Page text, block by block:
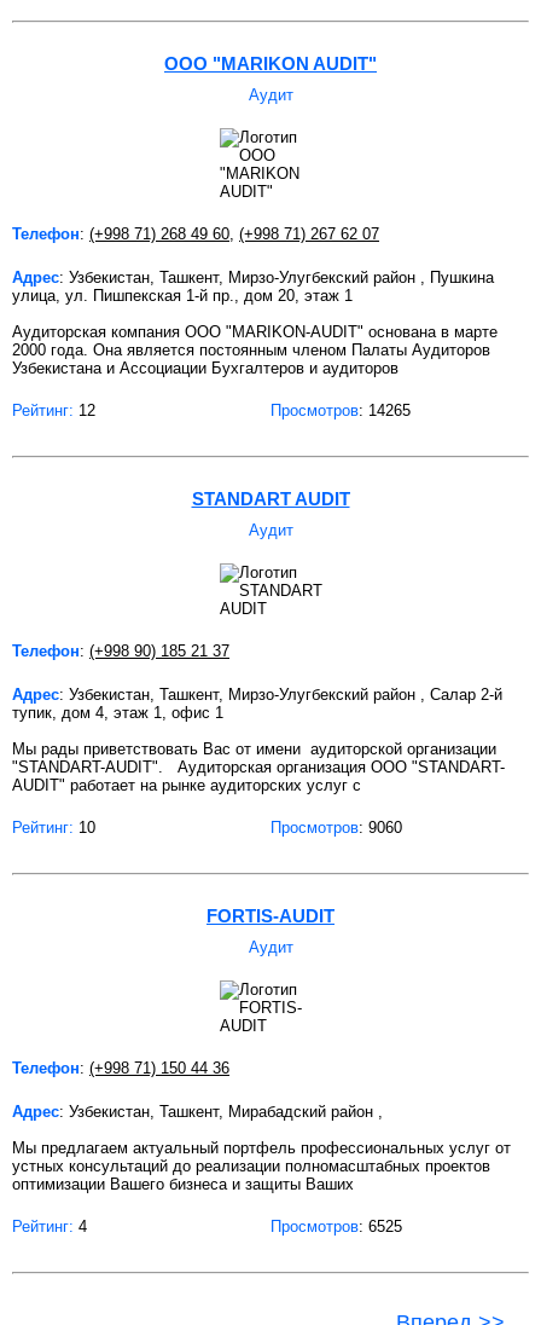
ООО "MARIKON AUDIT"
Аудит
Телефон: (+998 71) 268 49 60 (+998 71) 267 62 07
Адрес: Узбекистан, Ташкент, Мирзо-Улугбекский район , Пушкина
улица, ул. Пишпекская 1-й пр., дом 20, этаж 1
Аудиторская компания ООО "MARIKON-AUDIT" основана в марте
2000 года. Она является постоянным членом Палаты Аудиторов
Узбекистана и Ассоциации Бухгалтеров и аудиторов
Рейтинг: 12 Просмотров: 14265
STANDART AUDIT
Аудит
Телефон: (+998 90) 185 21 37
Адрес: Узбекистан, Ташкент, Мирзо-Улугбекский район , Салар 2-й
тупик, дом 4, этаж 1, офис 1
Мы рады приветствовать Вас от имени аудиторской организации
"STANDART-AUDIT". Аудиторская организация ООО "STANDART-
AUDIT" работает на рынке аудиторских услуг с
Рейтинг: 10 Просмотров: 9060
FORTIS-AUDIT
Аудит
Телефон: (+998 71) 150 44 36
Адрес: Узбекистан, Ташкент, Мирабадский район ,
Мы предлагаем актуальный портфель профессиональных услуг от
устных консультаций до реализации полномасштабных проектов
оптимизации Вашего бизнеса и защиты Ваших
Рейтинг: 4 Просмотров: 6525